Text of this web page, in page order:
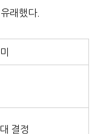
래했다.
결정